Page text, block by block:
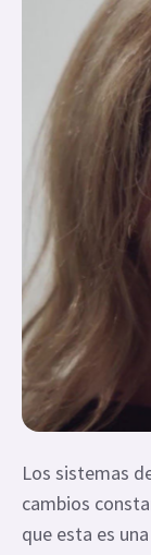
Los sistemas
cambios
que esta es